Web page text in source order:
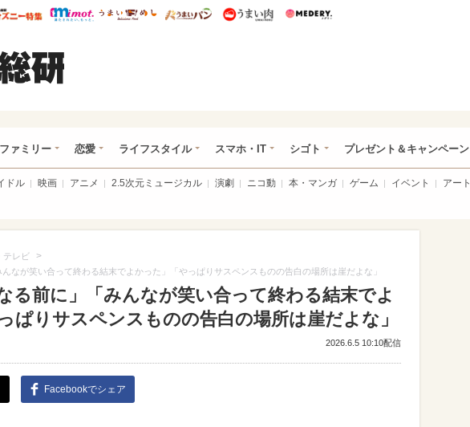
ママ* ウレぴあ総研 ディズニー特集
mimot. うまいめし うまいパン うまい肉
ファミリー 恋愛 ライフスタイル スマホ・IT シゴト プレゼント＆キャンペーン
ドル 映画 アニメ 2.5次元ミュージカル 演劇 ニコ動 本・マンガ ゲーム イベント アート
テレビ >
んなが笑い合って終わる結末でよかった」「やっぱりサスペンスものの告白の場所は崖だよな」
る前に」「みんなが笑い合って終わる結末でよ
ぱりサスペンスものの告白の場所は崖だよな」
2026.6.5 10:10配信
Facebookでシェア